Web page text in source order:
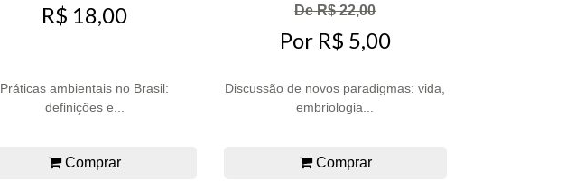
R$ 18,00
Práticas ambientais no Brasil:
definições e...
Comprar
De R$ 22,00
Por R$ 5,00
Discussão de novos paradigmas: vida,
embriologia...
Comprar